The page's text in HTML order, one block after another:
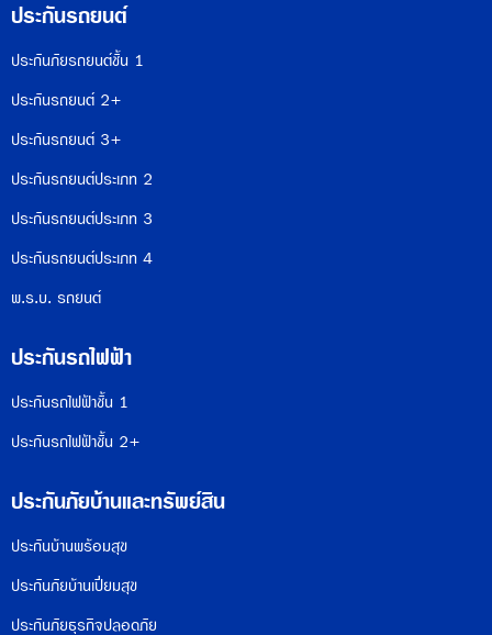
ประกันรถยนต์
ประกันภัยรถยนต์ชั้น 1
ประกันรถยนต์ 2+
ประกันรถยนต์ 3+
ประกันรถยนต์ประเภท 2
ประกันรถยนต์ประเภท 3
ประกันรถยนต์ประเภท 4
พ.ร.บ. รถยนต์
ประกันรถไฟฟ้า
ประกันรถไฟฟ้าชั้น 1
ประกันรถไฟฟ้าชั้น 2+
ประกันภัยบ้านและทรัพย์สิน
ประกันบ้านพร้อมสุข
ประกันภัยบ้านเปี่ยมสุข
ประกันภัยธุรกิจปลอดภัย